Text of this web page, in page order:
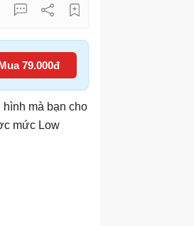
79.000đ
mà bạn cho
mức Low